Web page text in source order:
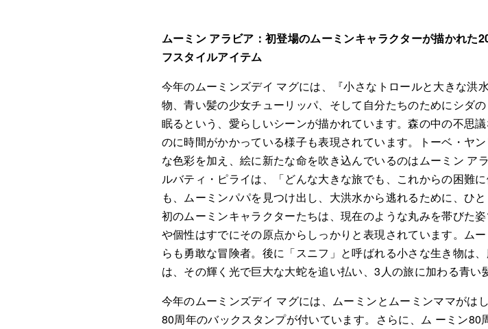
ムーミン アラビア：初登場のムーミンキャラクターが描かれた
フスタイルアイテム
今年のムーミンズデイ マグには、『小さなトロールと大きな洪
物、青い髪の少女チューリッパ、そして自分たちのためにシダ
眠るという、愛らしいシーンが描かれています。森の中の不思
のに時間がかかっている様子も表現されています。トーベ・ヤ
な色彩を加え、絵に新たな命を吹き込んでいるのはムーミン
ルバティ・ピライは、「どんな大きな旅でも、これからの困難
も、ムーミンパパを見つけ出し、大洪水から逃れるために、ひ
初のムーミンキャラクターたちは、現在のような丸みを帯びた
や個性はすでにその原点からしっかりと表現されています。ム
らも勇敢な冒険者。後に「スニフ」と呼ばれる小さな生き物は
は、その輝く光で巨大な大蛇を追い払い、3人の旅に加わる青い
今年のムーミンズデイ マグには、ムーミンとムーミンママがは
80周年のバックスタンプが付いています。さらに、ム ーミン